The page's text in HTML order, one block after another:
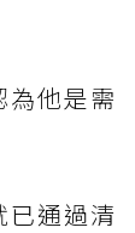
他是需
通過清